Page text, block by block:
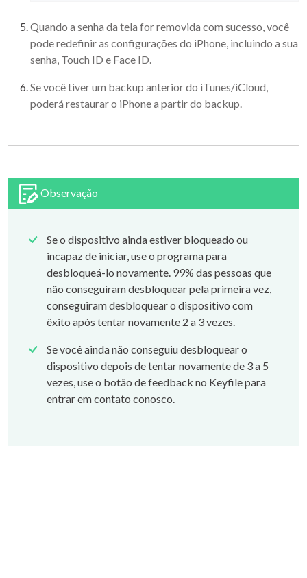
Quando a senha da tela for removida com sucesso, você
pode redefinir as configurações do iPhone, incluindo a sua
senha, Touch ID e Face ID.
Se você tiver um backup anterior do iTunes/iCloud,
poderá restaurar o iPhone a partir do backup.
Observação
Se o dispositivo ainda estiver bloqueado ou
incapaz de iniciar, use o programa para
desbloqueá-lo novamente. 99% das pessoas que
não conseguiram desbloquear pela primeira vez,
conseguiram desbloquear o dispositivo com
êxito após tentar novamente 2 a 3 vezes.
Se você ainda não conseguiu desbloquear o
dispositivo depois de tentar novamente de 3 a 5
vezes, use o botão de feedback no Keyfile para
entrar em contato conosco.